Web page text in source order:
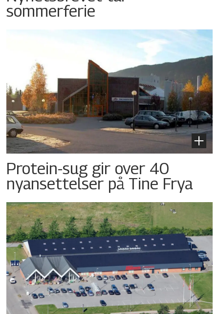
sommerferie
Protein-sug gir over 40
nyansettelser på Tine Frya